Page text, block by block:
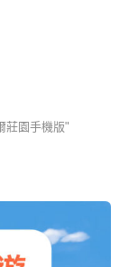
莊園手機版"